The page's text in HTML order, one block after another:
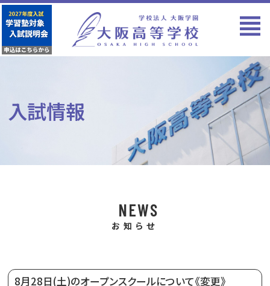
入試情報
NEWS
お知らせ
8月28日(土)のオープンスクールについて《変更》